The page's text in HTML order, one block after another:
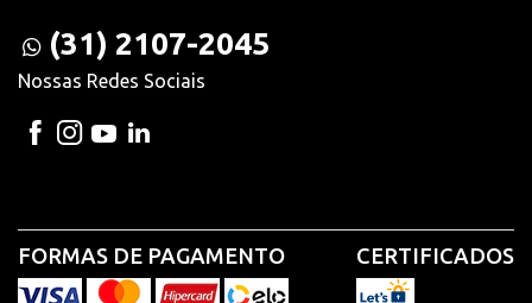
(31) 2107-2045
Nossas Redes Sociais
FORMAS DE PAGAMENTO CERTIFICADOS